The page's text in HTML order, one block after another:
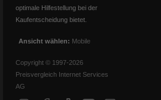
optimale Hilfestellung bei der
Kaufentscheidung bietet.
Ansicht wählen: Mobile
Copyright © 1997-2026
Preisvergleich Internet Services
AG